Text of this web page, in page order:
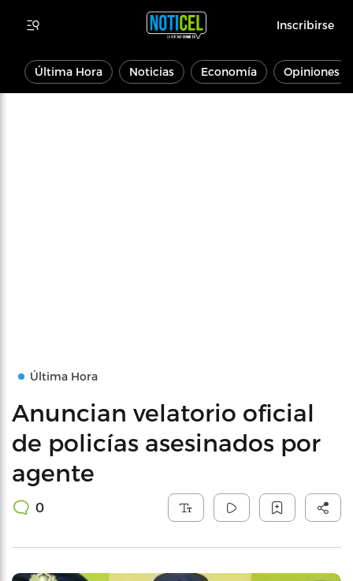
Inscribirse
Última Hora Noticias Economía Opiniones
Última Hora
Anuncian velatorio oficial
de policías asesinados por
agente
0